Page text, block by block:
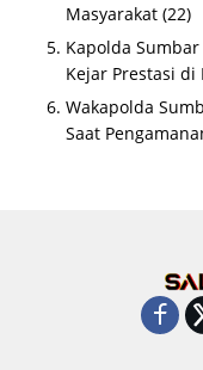
Masyarakat (22)
Kapolda
Kejar Prestasi di
Wakapolda
Saat